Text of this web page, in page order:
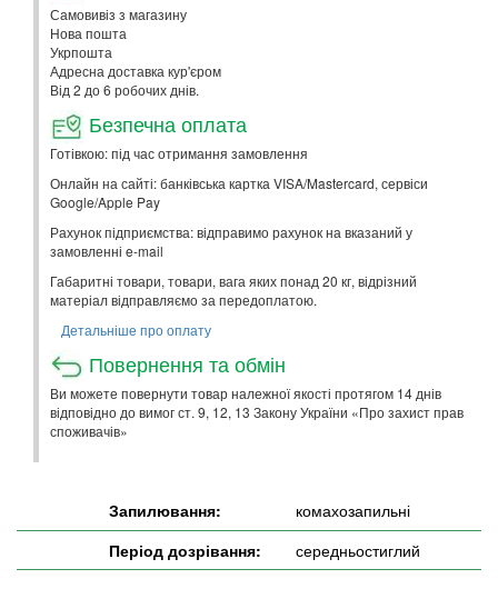
Самовивіз з магазину
Нова пошта
Укрпошта
Адресна доставка кур'єром
Від 2 до 6 робочих днів.
Безпечна оплата
Готівкою: під час отримання замовлення
Онлайн на сайті: банківська картка VISA/Mastercard, сервіси
Google/Apple Pay
Рахунок підприємства: відправимо рахунок на вказаний у
замовленні e-mail
Габаритні товари, товари, вага яких понад 20 кг, відрізний
матеріал відправляємо за передоплатою.
Детальніше про оплату
Повернення та обмін
Ви можете повернути товар належної якості протягом 14 днів
відповідно до вимог ст. 9, 12, 13 Закону України «Про захист прав
споживачів»
Запилювання:
комахозапильні
Період дозрівання:
середньостиглий